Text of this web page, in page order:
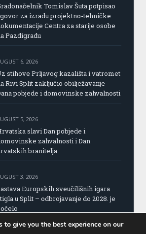
Tomislav Šuta potpisao
za izradu projektno-tehničke
Centra za starije osobe
Pazdigradu
6, 2026
stihove Prljavog kazališta i vatromet
Rivi Split zaključio obilježavanje
pobjede i domovinske zahvalnosti
5, 2026
slavi Dan pobjede i
zahvalnosti i Dan
branitelja
3, 2026
Europskih sveučilišnih igara
u Split – odbrojavanje do 2028. je
to give you the best experience on our